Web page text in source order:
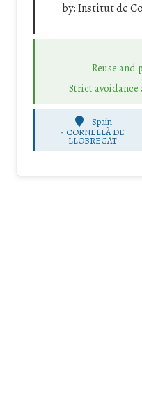
by:Institut de
Reuse and
Strict
Spain
- CORNELLÀ DE
LLOBREGAT